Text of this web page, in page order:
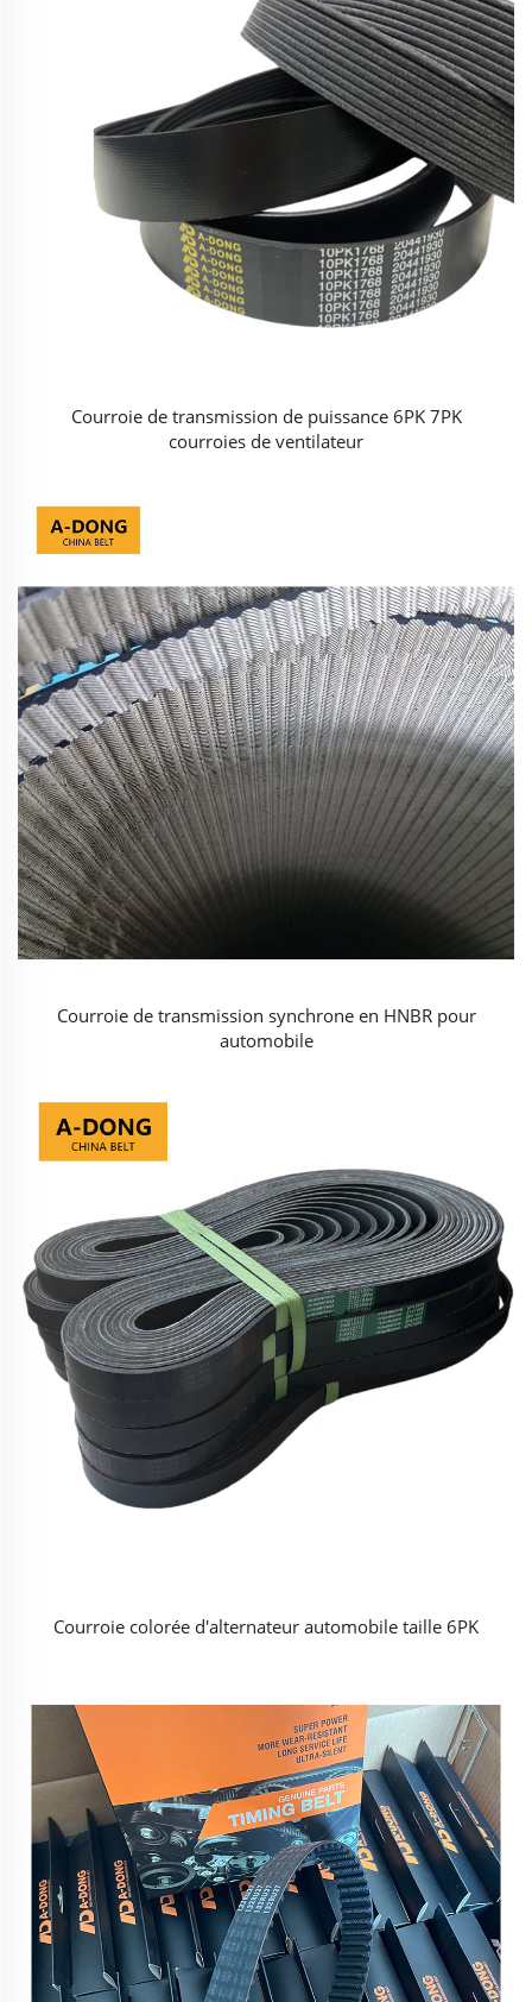
Courroie de transmission de puissance 6PK 7PK
courroies de ventilateur
Courroie de transmission synchrone en HNBR pour
automobile
Courroie colorée d'alternateur automobile taille 6PK